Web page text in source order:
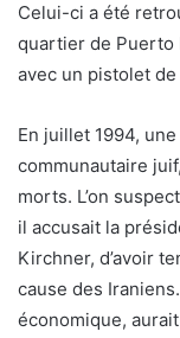
Celui-ci a été
quartier de Puerto
avec un pistolet
En juillet 1994,
communautaire
morts. L’on
il accusait la
Kirchner, d’avoir
cause des
économique,